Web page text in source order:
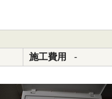
施工費用 -